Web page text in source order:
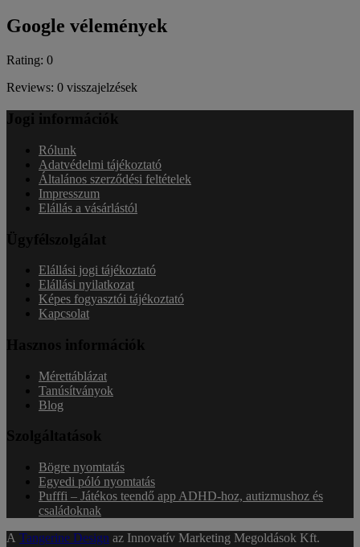
Google vélemények
Rating: 0
Reviews: 0 visszajelzések
Jogi információk
Rólunk
Adatvédelmi tájékoztató
Általános szerződési feltételek
Impresszum
Elállás a vásárlástól
Ügyfélszolgálat
Elállási jogi tájékoztató
Elállási nyilatkozat
Képes fogyasztói tájékoztató
Kapcsolat
Hasznos információk
Mérettáblázat
Tanúsítványok
Blog
Szolgáltatások
Bögre nyomtatás
Egyedi póló nyomtatás
Pufffi – Játékos teendő app ADHD-hoz, autizmushoz és
családoknak
A Tangerine Design az Innovatív Marketing Megoldások Kft.